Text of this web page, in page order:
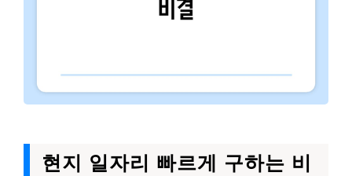
현지 일자리 빠르게 구하는 비